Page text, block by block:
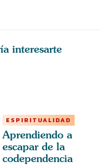
interesarte
ESPIRITUALIDAD
Aprendiendo a
escapar de la
codependencia